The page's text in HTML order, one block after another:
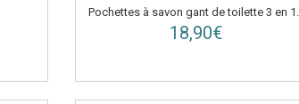
Pochettes à savon gant de toilette 3 en 1...
18,90€